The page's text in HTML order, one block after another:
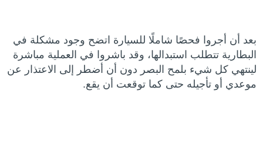
بعد أن أجروا فحصًا شاملًا للسيارة اتضح وجود مشكلة في
البطارية تتطلب استبدالها، وقد باشروا في العملية مباشرة
لينتهي كل شيء بلمح البصر دون أن أضطر إلى الاعتذار عن
موعدي أو تأجيله حتى كما توقعت أن يقع.